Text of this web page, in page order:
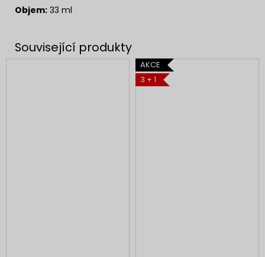
Objem: 33 ml
AKCE
3 + 1